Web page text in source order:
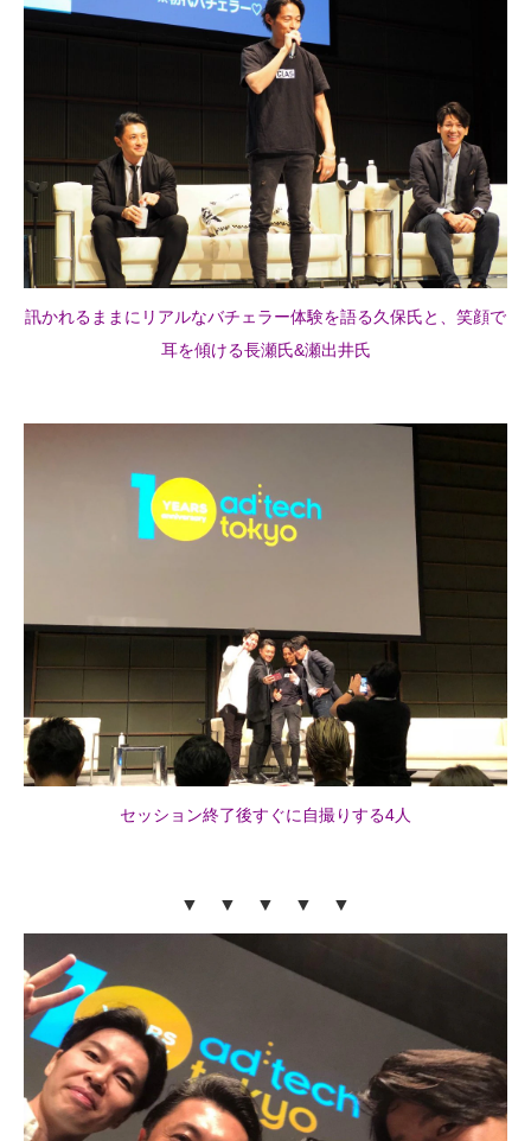
訊かれるままにリアルなバチェラー体験を語る久保氏と、笑顔で
耳を傾ける長瀬氏&瀬出井氏
セッション終了後すぐに自撮りする4人
▼ ▼ ▼ ▼ ▼